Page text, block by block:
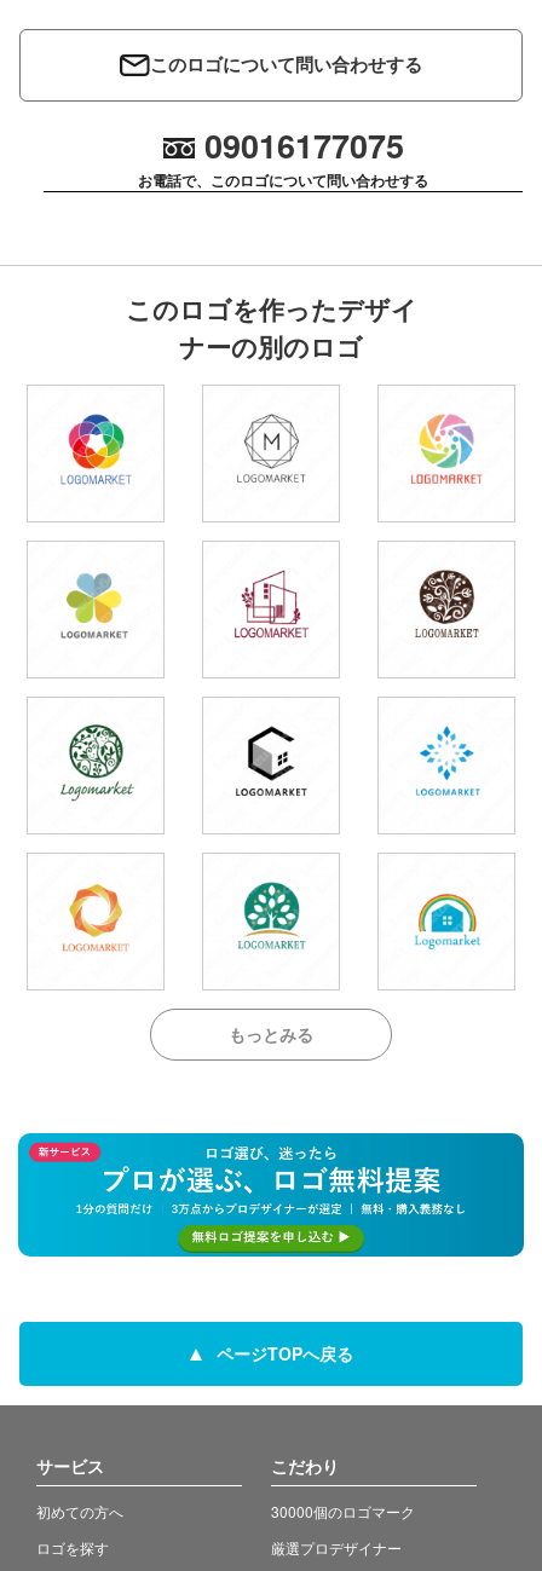
このロゴについて問い合わせする
09016177075
お電話で、このロゴについて問い合わせする
このロゴを作ったデザイ
ナーの別のロゴ
もっとみる
ページTOPへ戻る
サービス
初めての方へ
ロゴを探す
こだわり
30000個のロゴマーク
厳選プロデザイナー